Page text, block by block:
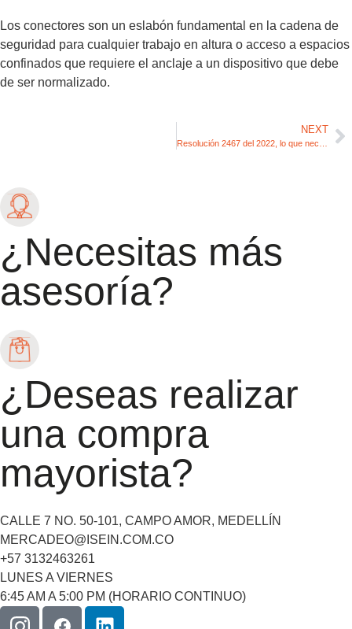
Los conectores son un eslabón fundamental en la cadena de
seguridad para cualquier trabajo en altura o acceso a espacios
confinados que requiere el anclaje a un dispositivo que debe
de ser normalizado.
NEXT
¿Necesitas más
asesoría?
¿Deseas realizar
una compra
mayorista?
CALLE 7 NO. 50-101, CAMPO AMOR, MEDELLÍN
MERCADEO@ISEIN.COM.CO
+57 3132463261
LUNES A VIERNES
6:45 AM A 5:00 PM (HORARIO CONTINUO)